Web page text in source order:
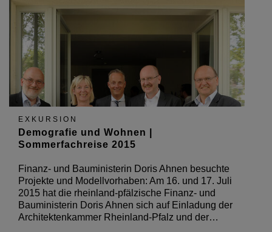
EXKURSION
Demografie und Wohnen |
Sommerfachreise 2015
Finanz- und Bauministerin Doris Ahnen besuchte
Projekte und Modellvorhaben: Am 16. und 17. Juli
2015 hat die rheinland-pfälzische Finanz- und
Bauministerin Doris Ahnen sich auf Einladung der
Architektenkammer Rheinland-Pfalz und der…